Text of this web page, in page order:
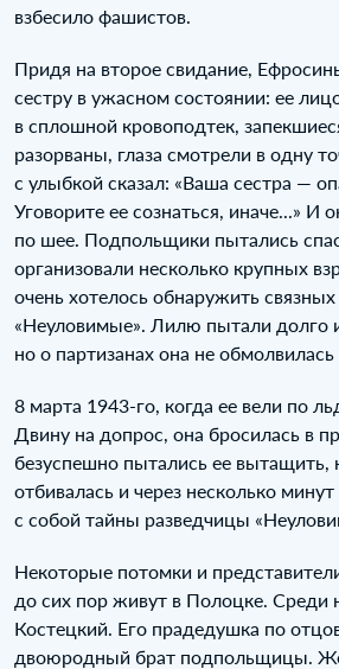
взбесило фашистов.
Придя на второе свидание,
сестру в ужасном состоянии: ее
в сплошной кровоподтек,
разорваны, глаза смотрели в одну
с улыбкой сказал: «Ваша сестра —
Уговорите ее сознаться, иначе...» И
по шее. Подпольщики пытались
организовали несколько крупных
очень хотелось обнаружить
«Неуловимые». Лилю пытали долго
но о партизанах она не
8 марта 1943‑го, когда ее вели по
Двину на допрос, она бросилась в
безуспешно пытались ее вытащить,
отбивалась и через несколько
с собой тайны разведчицы
Некоторые потомки и
до сих пор живут в Полоцке. Среди
Костецкий. Его прадедушка по
двоюродный брат подпольщицы.